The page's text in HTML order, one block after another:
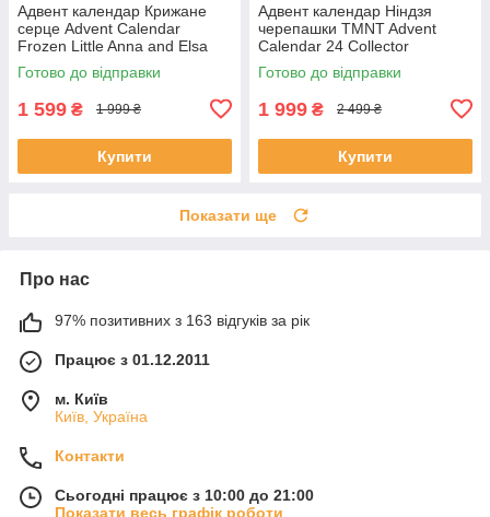
Адвент календар Крижане
серце Advent Calendar
Frozen Little Anna and Elsa
Mattel Disney
Готово до відправки
1 599 ₴ 1 999 ₴
Купити
Адвент календар Ніндзя
черепашки TMNT Advent
Calendar 24 Collector
Teenage Mutant Ninja Jada
Toys
Готово до відправки
1 999 ₴ 2 499 ₴
Купити
Показати ще
Про нас
97% позитивних з 163 відгуків за рік
Працює з 01.12.2011
м. Київ
Київ, Україна
Контакти
Сьогодні працює з 10:00 до 21:00
Показати весь графік роботи